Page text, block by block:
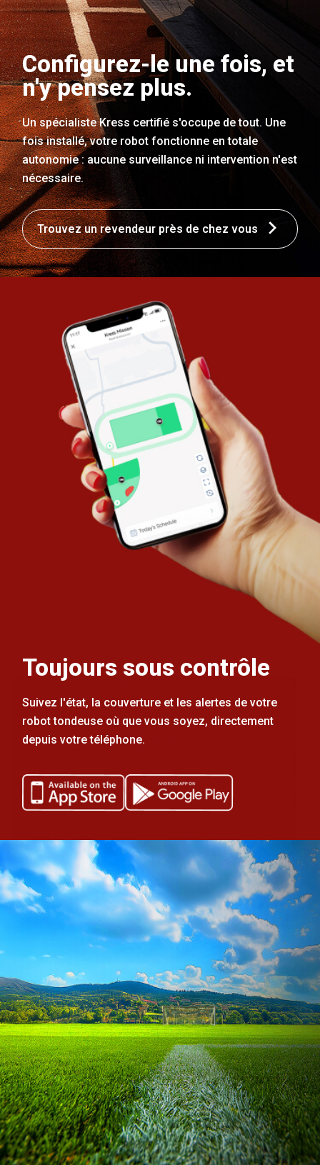
Configurez-le une fois, et
n'y pensez plus.
Un spécialiste Kress certifié s'occupe de tout. Une
fois installé, votre robot fonctionne en totale
autonomie : aucune surveillance ni intervention n'est
nécessaire.
Trouvez un revendeur près de chez vous
Toujours sous contrôle
Suivez l'état, la couverture et les alertes de votre
robot tondeuse où que vous soyez, directement
depuis votre téléphone.